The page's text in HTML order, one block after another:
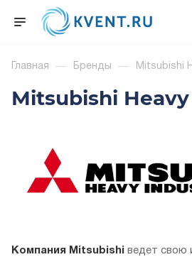
Главная — Бренды — Mitsubishi
Mitsubishi Heavy
Компания Mitsubishi ведет свою